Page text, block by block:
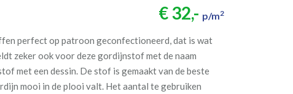
€ 32,- p/m2
perfect op patroon geconfectioneerd, dat is wat
zeker ook voor deze gordijnstof met de naam
met een dessin. De stof is gemaakt van de beste
mooi in de plooi valt. Het aantal te gebruiken